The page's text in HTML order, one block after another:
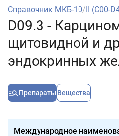
Справочник МКБ-10/II (C00-
D09.3 -
щитовидной и
эндокринных
Препараты Вещества
Международное